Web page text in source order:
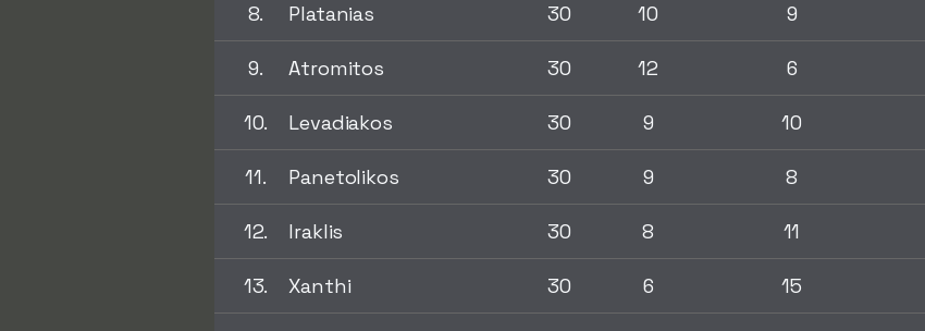
8. Platanias 30 10 9
9. Atromitos 30 12 6
10. Levadiakos 30 9 10
11. Panetolikos 30 9 8
12. Iraklis 30 8 11
13. Xanthi 30 6 15